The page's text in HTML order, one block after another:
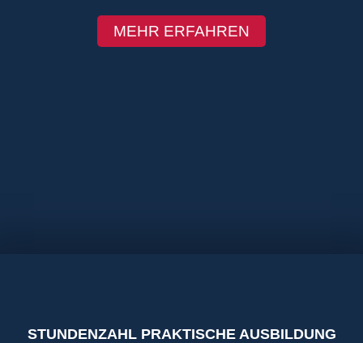
MEHR ERFAHREN
STUNDENZAHL PRAKTISCHE AUSBILDUNG